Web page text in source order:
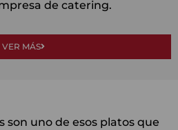
son uno de esos platos que
de catering.
VER MÁS